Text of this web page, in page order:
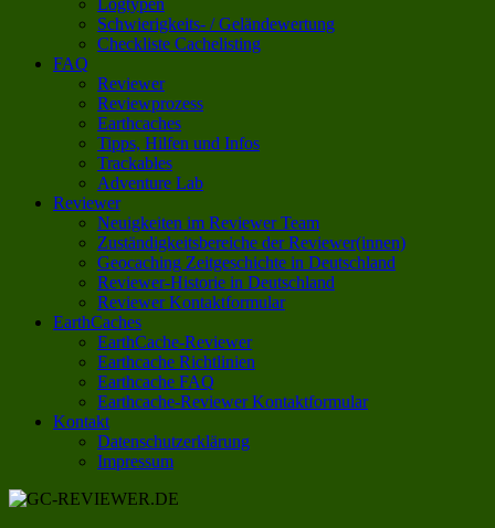
Logtypen
Schwierigkeits- / Geländewertung
Checkliste Cachelisting
FAQ
Reviewer
Reviewprozess
Earthcaches
Tipps, Hilfen und Infos
Trackables
Adventure Lab
Reviewer
Neuigkeiten im Reviewer Team
Zuständigkeitsbereiche der Reviewer(innen)
Geocaching Zeitgeschichte in Deutschland
Reviewer-Historie in Deutschland
Reviewer Kontaktformular
EarthCaches
EarthCache-Reviewer
Earthcache Richtlinien
Earthcache FAQ
Earthcache-Reviewer Kontaktformular
Kontakt
Datenschutzerklärung
Impressum